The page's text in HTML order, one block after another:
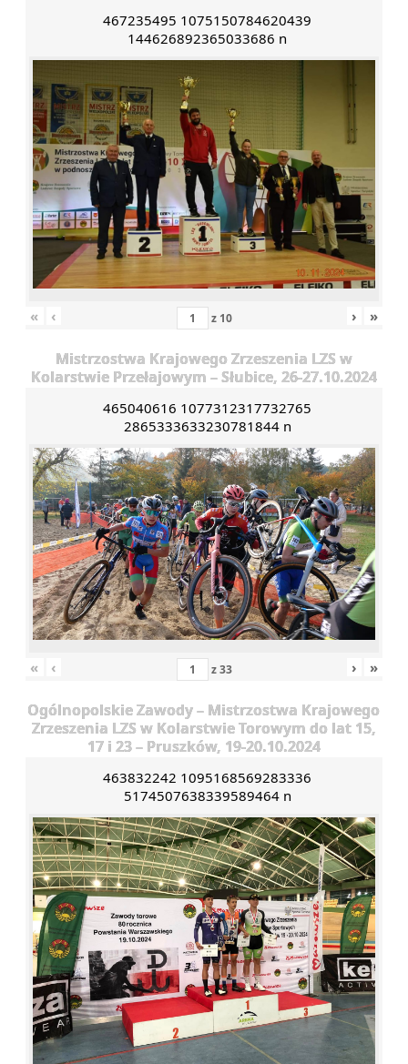
467235495 1075150784620439
144626892365033686 n
« ‹ z 10 › »
Mistrzostwa Krajowego Zrzeszenia LZS w
Kolarstwie Przełajowym – Słubice, 26-27.10.2024
465040616 1077312317732765
2865333633230781844 n
« ‹ z33 › »
Ogólnopolskie Zawody – Mistrzostwa Krajowego
Zrzeszenia LZS w Kolarstwie Torowym do lat 15,
17 i 23 – Pruszków, 19-20.10.2024
463832242 1095168569283336
5174507638339589464 n